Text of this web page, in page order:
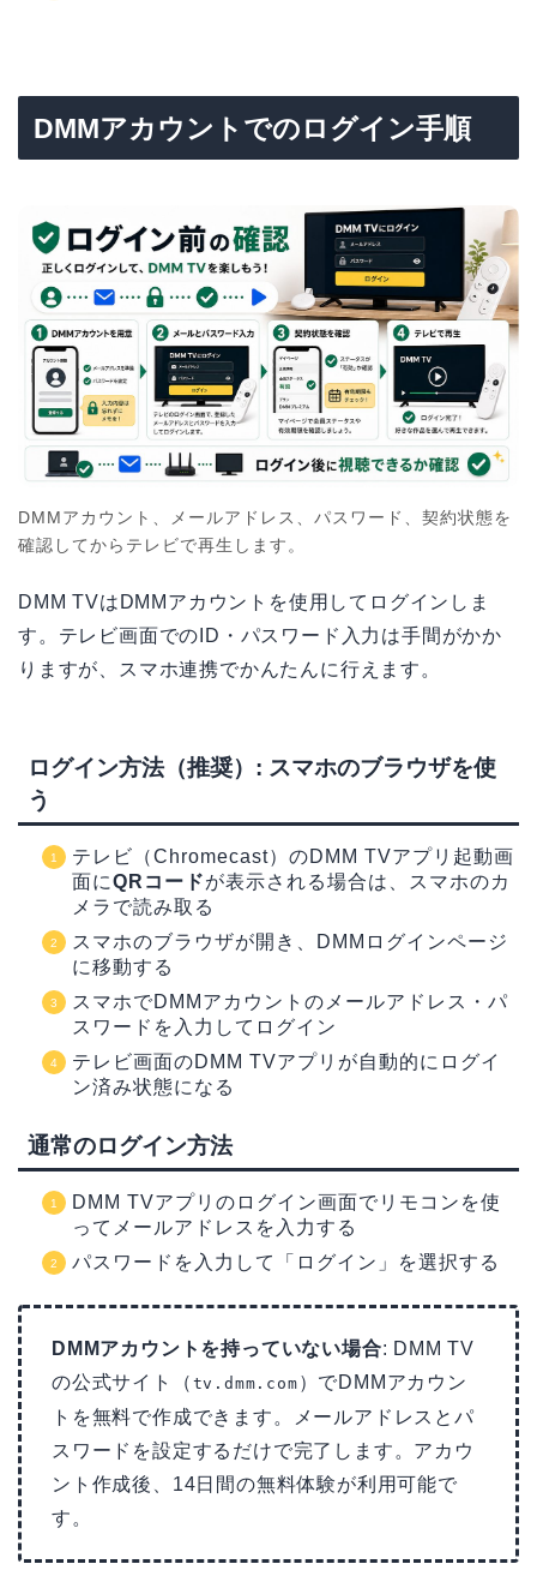
DMMアカウントでのログイン手順
DMMアカウント、メールアドレス、パスワード、契約状態を
確認してからテレビで再生します。
DMM TVはDMMアカウントを使用してログインしま
す。テレビ画面でのID・パスワード入力は手間がかか
りますが、スマホ連携でかんたんに行えます。
ログイン方法（推奨）: スマホのブラウザを使
う
テレビ（Chromecast）のDMM TVアプリ起動画
面にQRコードが表示される場合は、スマホのカ
メラで読み取る
スマホのブラウザが開き、DMMログインページ
に移動する
スマホでDMMアカウントのメールアドレス・パ
スワードを入力してログイン
テレビ画面のDMM TVアプリが自動的にログイ
ン済み状態になる
通常のログイン方法
DMM TVアプリのログイン画面でリモコンを使
ってメールアドレスを入力する
パスワードを入力して「ログイン」を選択する
DMMアカウントを持っていない場合: DMM TV
の公式サイト（ tv.dmm.com ）でDMMアカウン
トを無料で作成できます。メールアドレスとパ
スワードを設定するだけで完了します。アカウ
ント作成後、14日間の無料体験が利用可能で
す。